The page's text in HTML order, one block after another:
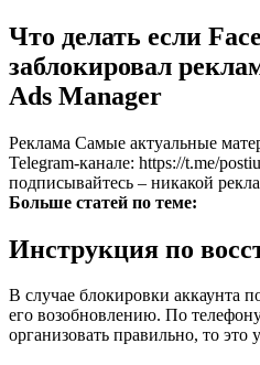
Что делать если
заблокировал
Ads Manager
Реклама Самые актуальные
Telegram-канале: https://t.me/
подписывайтесь – никакой
Больше статей по теме:
Инструкция по
В случае блокировки аккаунта
его возобновлению. По
организовать правильно, то это